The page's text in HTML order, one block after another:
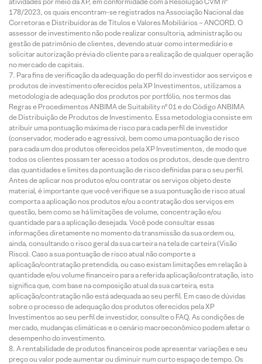
178/2023, os quais encontram-se registrados na Associação Nacional das
Corretoras e Distribuidoras de Títulos e Valores Mobiliários – ANCORD. O
assessor de investimento não pode realizar consultoria, administração ou
gestão de patrimônio de clientes, devendo atuar como intermediário e
solicitar autorização prévia do cliente para a realização de qualquer operação
no mercado de capitais.
Para fins de verificação da adequação do perfil do investidor aos serviços e
produtos de investimento oferecidos pela XP Investimentos, utilizamos a
metodologia de adequação dos produtos por portfólio, nos termos das
Regras e Procedimentos ANBIMA de Suitability nº 01 e do Código ANBIMA
de Distribuição de Produtos de Investimento. Essa metodologia consiste em
atribuir uma pontuação máxima de risco para cada perfil de investidor
(conservador, moderado e agressivo), bem como uma pontuação de risco
para cada um dos produtos oferecidos pela XP Investimentos, de modo que
todos os clientes possam ter acesso a todos os produtos, desde que dentro
das quantidades e limites da pontuação de risco definidas para o seu perfil.
Antes de aplicar nos produtos e/ou contratar os serviços objeto deste
material, é importante que você verifique se a sua pontuação de risco atual
comporta a aplicação nos produtos e/ou a contratação dos serviços em
questão, bem como se há limitações de volume, concentração e/ou
quantidade para a aplicação desejada. Você pode consultar essas
informações diretamente no momento da transmissão da sua ordem ou,
ainda, consultando o risco geral da sua carteira na tela de carteira (Visão
Risco). Caso a sua pontuação de risco atual não comporte a
aplicação/contratação pretendida, ou caso existam limitações em relação à
quantidade e/ou volume financeiro para a referida aplicação/contratação, isto
significa que, com base na composição atual da sua carteira, esta
aplicação/contratação não está adequada ao seu perfil. Em caso de dúvidas
sobre o processo de adequação dos produtos oferecidos pela XP
Investimentos ao seu perfil de investidor, consulte o FAQ. As condições de
mercado, mudanças climáticas e o cenário macroeconômico podem afetar o
desempenho do investimento.
A rentabilidade de produtos financeiros pode apresentar variações e seu
preço ou valor pode aumentar ou diminuir num curto espaço de tempo. Os